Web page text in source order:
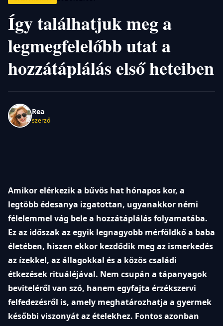
Így találhatjuk meg a
legmegfelelőbb utat a
hozzátáplálás első heteiben
Rea
szerző
Amikor elérkezik a bűvös hat hónapos kor, a
legtöbb édesanya izgatottan, ugyanakkor némi
félelemmel vág bele a hozzátáplálás folyamatába.
Ez az időszak az egyik legnagyobb mérföldkő a baba
életében, hiszen ekkor kezdődik meg az ismerkedés
az ízekkel, az állagokkal és a közös családi
étkezések rituáléjával. Nem csupán a tápanyagok
beviteléről van szó, hanem egyfajta érzékszervi
felfedezésről is, amely meghatározhatja a gyermek
későbbi viszonyát az ételekhez. Fontos azonban